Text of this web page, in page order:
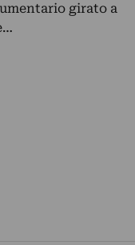
girato a